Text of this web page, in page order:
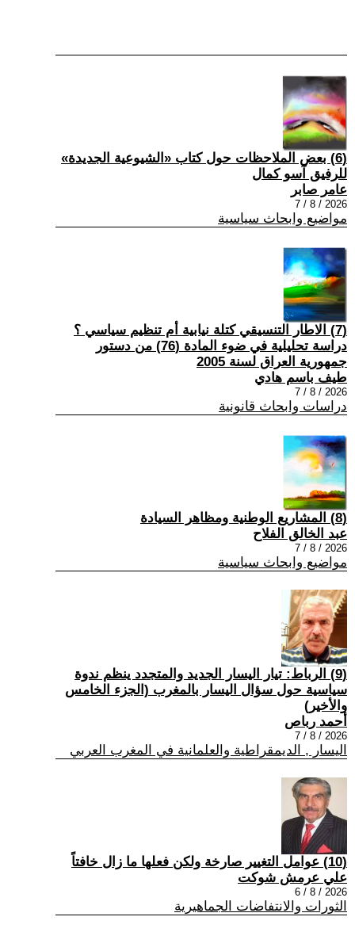
(6) بعض الملاحظات حول كتاب «الشيوعية الجديدة»
للرفيق آسو كمال
عامر صابر
2026 / 8 / 7
مواضيع وابحاث سياسية
(7) الاطار التنسيقي كتلة نيابية أم تنظيم سياسي ؟
دراسة تحليلية في ضوء المادة (76) من دستور
جمهورية العراق لسنة 2005
طيف باسم هادي
2026 / 8 / 7
دراسات وابحاث قانونية
(8) المشاريع الوطنية ومظاهر السيادة
عبد الخالق الفلاح
2026 / 8 / 7
مواضيع وابحاث سياسية
(9) الرباط: تيار اليسار الجديد والمتجدد ينظم ندوة
سياسية حول سؤال اليسار بالمغرب (الجزء الخامس
والأخير)
أحمد رباص
2026 / 8 / 7
اليسار , الديمقراطية والعلمانية في المغرب العربي
(10) عوامل التغيير صارخة ولكن فعلها ما زال خافتاً
علي عرمش شوكت
2026 / 8 / 6
الثورات والانتفاضات الجماهيرية